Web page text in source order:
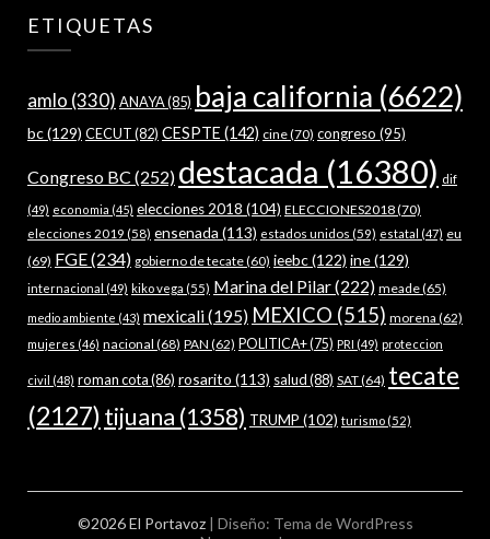
ETIQUETAS
amlo (330) ANAYA(85) baja california (6622)
bc(129) CECUT(82) CESPTE (142) cine(70) congreso (95)
Congreso BC (252) destacada (16380) dif
(49) economia (45) elecciones 2018 (104) ELECCIONES2018(70)
elecciones 2019 (58) ensenada (113) estados unidos (59) estatal (47) eu
(69) FGE(234) gobierno de tecate(60) ieebc(122) ine(129)
internacional (49) kiko vega (55) Marina del Pilar(222) meade(65)
medio ambiente (43) mexicali(195) MEXICO (515) morena (62)
mujeres (46) nacional (68) PAN (62) POLITICA+(75) PRI (49) proteccion
civil (48) roman cota(86) rosarito (113) salud(88) SAT(64) tecate
(2127) tijuana (1358) TRUMP (102) turismo (52)
©2026 El Portavoz | Diseño: Tema de WordPress